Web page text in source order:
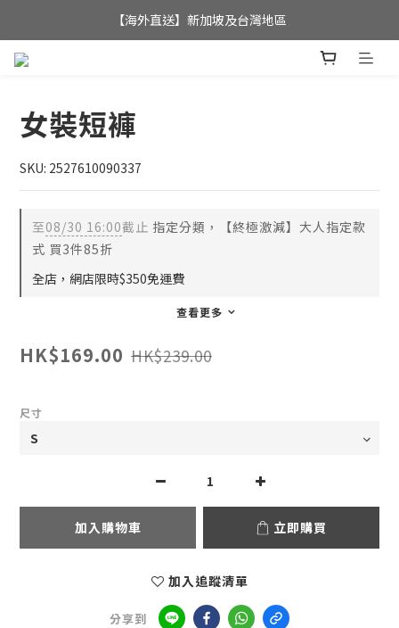
全店滿$350，即可享港澳地區免運費;
【海外直送】新加坡及台灣地區
女裝短褲
SKU: 2527610090337
至08/30 16:00截止 指定分類，【終極激減】大人指定款
式 買3件85折
全店，網店限時$350免運費
查看更多
HK$169.00 HK$239.00
尺寸
加入購物車 立即購買
加入追蹤清單
分享到